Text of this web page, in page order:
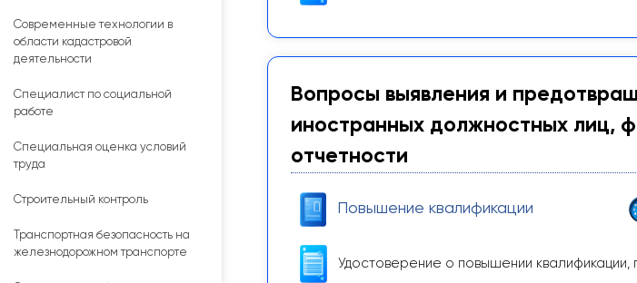
Современные технологии в
области кадастровой
деятельности
Специалист по социальной
работе
Специальная оценка условий
труда
Строительный контроль
Транспортная безопасность на
железнодорожном транспорте
Вопросы выявления и
иностранных должностных лиц,
отчетности
Повышение квалификации
Удостоверение о повышении квалификации,